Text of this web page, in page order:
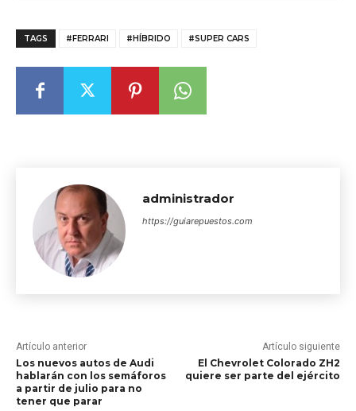
TAGS #FERRARI #HÍBRIDO #SUPER CARS
administrador
https://guiarepuestos.com
Artículo anterior
Los nuevos autos de Audi
hablarán con los semáforos
a partir de julio para no
tener que parar
Artículo siguiente
El Chevrolet Colorado ZH2
quiere ser parte del ejército